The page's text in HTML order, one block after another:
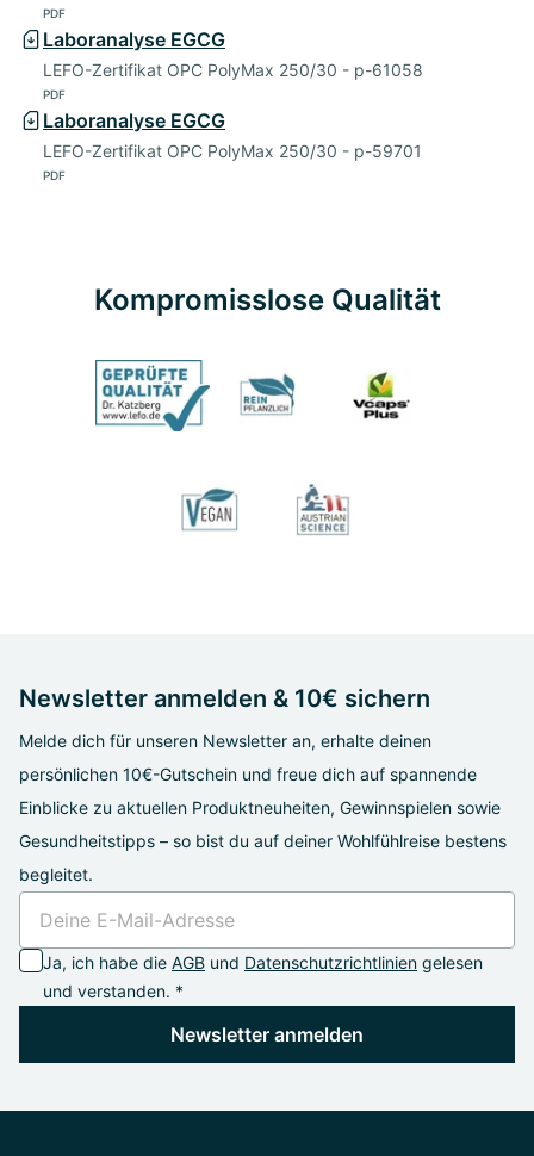
PDF
Laboranalyse EGCG
LEFO-Zertifikat OPC PolyMax 250/30 - p-61058
PDF
Laboranalyse EGCG
LEFO-Zertifikat OPC PolyMax 250/30 - p-59701
PDF
Kompromisslose Qualität
Newsletter anmelden & 10€ sichern
Melde dich für unseren Newsletter an, erhalte deinen
persönlichen 10€-Gutschein und freue dich auf spannende
Einblicke zu aktuellen Produktneuheiten, Gewinnspielen sowie
Gesundheitstipps – so bist du auf deiner Wohlfühlreise bestens
begleitet.
Ja, ich habe die AGB und Datenschutzrichtlinien gelesen
und verstanden. *
Newsletter anmelden